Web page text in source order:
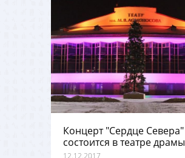
Концерт "Сердце Севера"
состоится в театре драмы
12.12.2017